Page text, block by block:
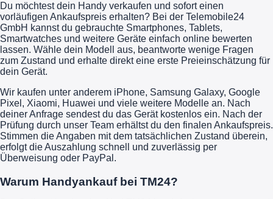
Du möchtest dein Handy verkaufen und sofort einen
vorläufigen Ankaufspreis erhalten? Bei der Telemobile24
GmbH kannst du gebrauchte Smartphones, Tablets,
Smartwatches und weitere Geräte einfach online bewerten
lassen. Wähle dein Modell aus, beantworte wenige Fragen
zum Zustand und erhalte direkt eine erste Preieinschätzung für
dein Gerät.
Wir kaufen unter anderem iPhone, Samsung Galaxy, Google
Pixel, Xiaomi, Huawei und viele weitere Modelle an. Nach
deiner Anfrage sendest du das Gerät kostenlos ein. Nach der
Prüfung durch unser Team erhältst du den finalen Ankaufspreis.
Stimmen die Angaben mit dem tatsächlichen Zustand überein,
erfolgt die Auszahlung schnell und zuverlässig per
Überweisung oder PayPal.
Warum Handyankauf bei TM24?